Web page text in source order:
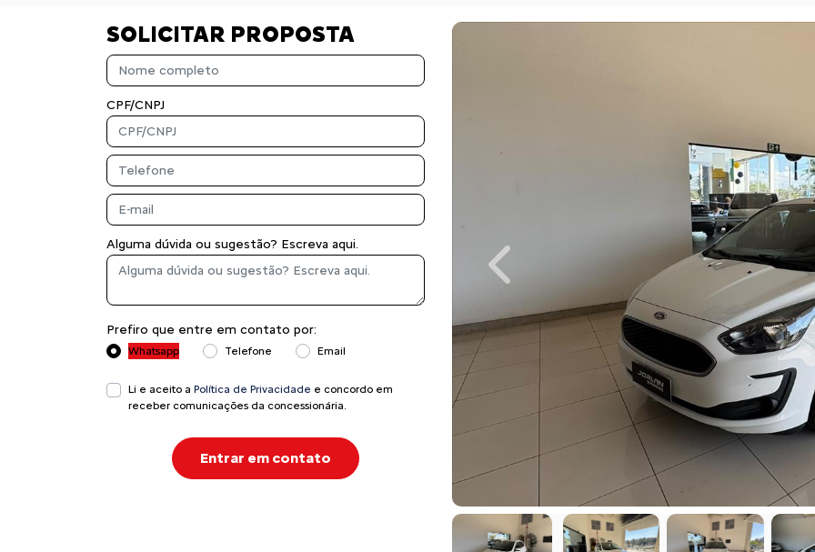
Previous
SOLICITAR PROPOSTA
CPF/CNPJ
Alguma dúvida ou sugestão? Escreva aqui.
Prefiro que entre em contato por:
Whatsapp Telefone Email
Li e aceito a Política de Privacidade e concordo em
receber comunicações da concessionária.
Entrar em contato